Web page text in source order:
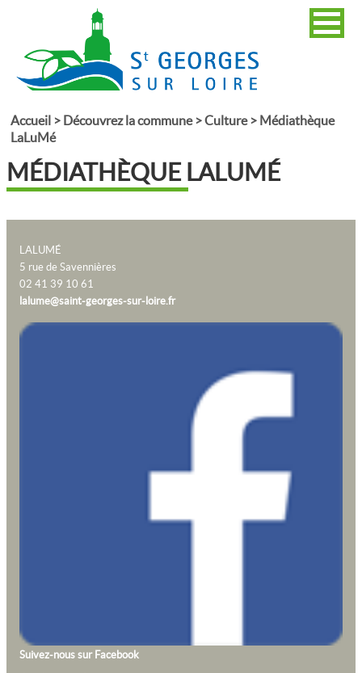
Accueil > Découvrez la commune>Culture> Médiathèque
LaLuMé
MÉDIATHÈQUE LALUMÉ
LALUMÉ
5 rue de Savennières
02 41 39 10 61
lalume@saint-georges-sur-loire.fr
Suivez-nous sur Facebook